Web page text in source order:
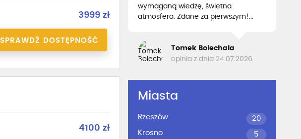
3999 zł
SPRAWDŹ DOSTĘPNOŚĆ
4100 zł
wymaganą wiedzę, świetna
atmosfera. Zdane za pierwszym!...
Tomek Bolechala
opinia z dnia 24.07.2026
Miasta
Rzeszów
20
Krosno
5